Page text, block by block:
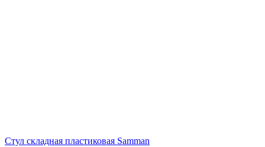
Стул складная пластиковая Samman